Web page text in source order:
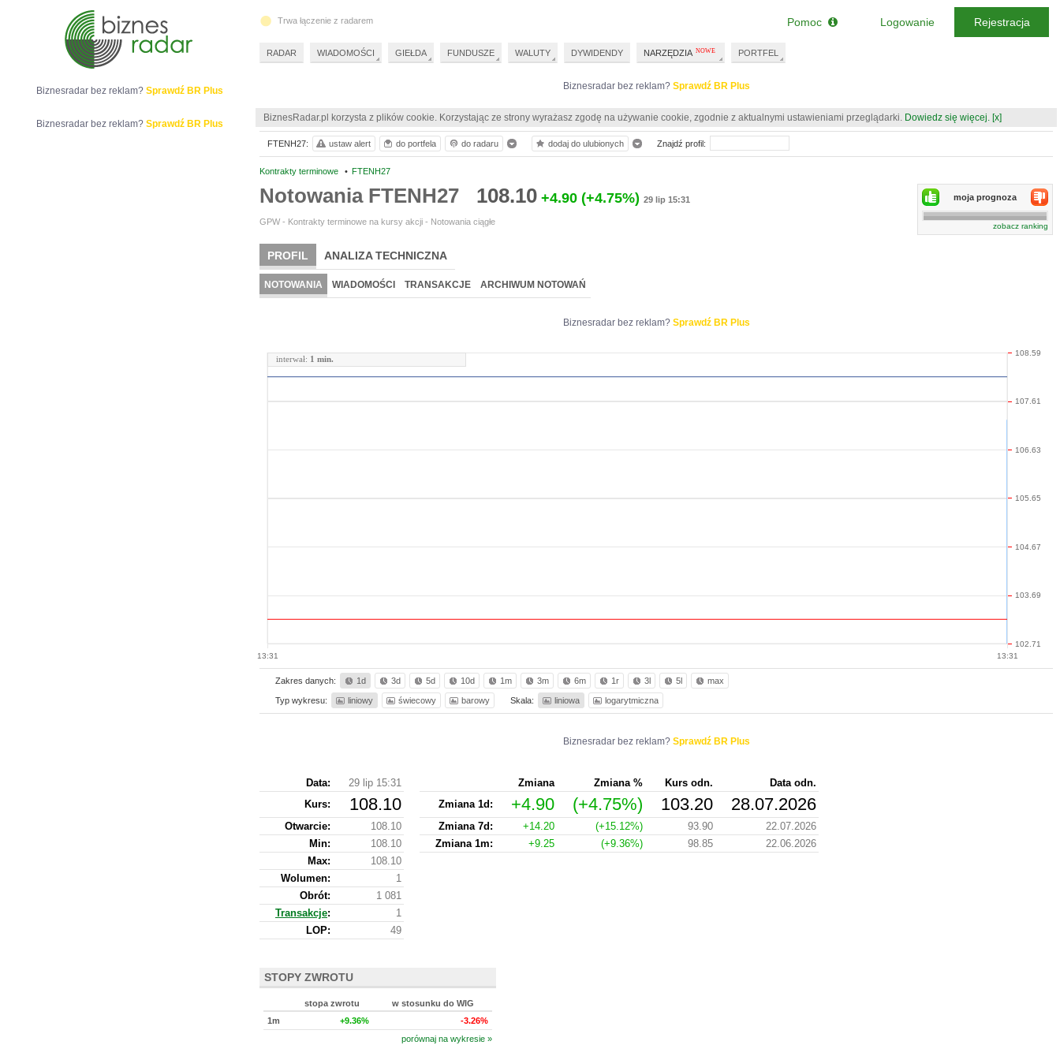
Biznesradar bez reklam? Sprawdź BR Plus
BiznesRadar.pl korzysta z plików cookie. Korzystając ze strony wyrażasz zgodę na używanie cookie, zgodnie z aktualnymi ustawieniami przeglądarki. Dowiedz się więcej. [x]
Kontrakty terminowe • FTENH27
Notowania FTENH27 108.10 +4.90 (+4.75%) 29 lip 15:31
GPW - Kontrakty terminowe na kursy akcji - Notowania ciągłe
moja prognoza
zobacz ranking
PROFIL ANALIZA TECHNICZNA
NOTOWANIA WIADOMOŚCI TRANSAKCJE ARCHIWUM NOTOWAŃ
Biznesradar bez reklam? Sprawdź BR Plus
13:31 13:31
102.71
103.69
104.67
105.65
106.63
107.61
108.59
interwał: 1 min.
Zakres danych: 1d 3d 5d 10d 1m 3m 6m 1r 3l 5l max
Typ wykresu: liniowy świecowy barowy Skala: liniowa logarytmiczna
Biznesradar bez reklam? Sprawdź BR Plus
Data:
29 lip 15:31
Kurs: 108.10
Otwarcie:
108.10
Min:
108.10
Max:
108.10
Wolumen:
1
Obrót:
1 081
Transakcje:
1
LOP:
49
Zmiana Zmiana % Kurs odn.
Data odn.
Zmiana 1d:
+4.90 (+4.75%) 103.20 28.07.2026
Zmiana 7d: +14.20 (+15.12%) 93.90
22.07.2026
Zmiana 1m:
+9.25 (+9.36%) 98.85 22.06.2026
STOPY ZWROTU
stopa zwrotu
w stosunku do WIG
1m
+9.36%
-3.26%
porównaj na wykresie »
FTENH27: ustaw alert do portfela do radaru dodaj do ulubionych Znajdź profil:
Biznesradar bez reklam? Sprawdź BR Plus
Biznesradar bez reklam? Sprawdź BR Plus
Trwa łączenie z radarem
RADAR WIADOMOŚCI GIEŁDA FUNDUSZE WALUTY DYWIDENDY NARZĘDZIA PORTFEL
Pomoc Logowanie Rejestracja